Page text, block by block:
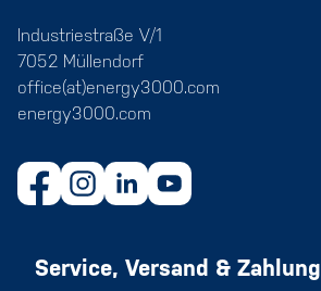
Industriestraße V/1
7052 Müllendorf
office(at)energy3000.com
energy3000.com
Service, Versand & Zahlung